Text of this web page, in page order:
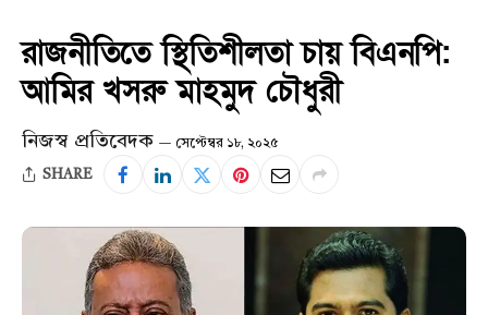
রাজনীতিতে স্থিতিশীলতা চায় বিএনপি:
আমির খসরু মাহমুদ চৌধুরী
নিজস্ব প্রতিবেদক সেপ্টেম্বর ১৮, ২০২৫
SHARE